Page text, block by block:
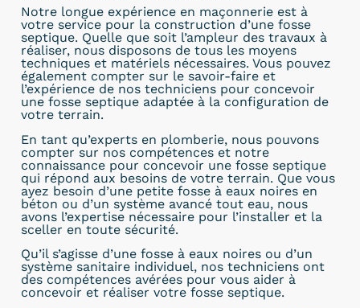
Notre longue expérience en maçonnerie est à
votre service pour la construction d’une fosse
septique. Quelle que soit l’ampleur des travaux à
réaliser, nous disposons de tous les moyens
techniques et matériels nécessaires. Vous pouvez
également compter sur le savoir-faire et
l’expérience de nos techniciens pour concevoir
une fosse septique adaptée à la configuration de
votre terrain.
En tant qu’experts en plomberie, nous pouvons
compter sur nos compétences et notre
connaissance pour concevoir une fosse septique
qui répond aux besoins de votre terrain. Que vous
ayez besoin d’une petite fosse à eaux noires en
béton ou d’un système avancé tout eau, nous
avons l’expertise nécessaire pour l’installer et la
sceller en toute sécurité.
Qu’il s’agisse d’une fosse à eaux noires ou d’un
système sanitaire individuel, nos techniciens ont
des compétences avérées pour vous aider à
concevoir et réaliser votre fosse septique.